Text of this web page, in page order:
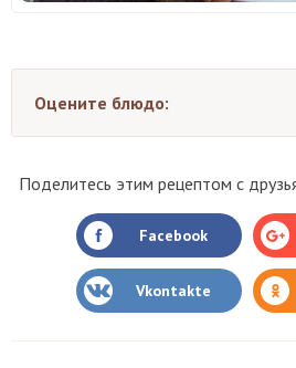
Оцените блюдо:
Поделитесь этим рецептом с
Facebook
Vkontakte